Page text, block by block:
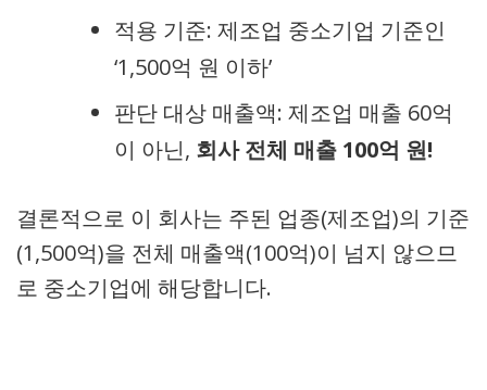
적용 기준: 제조업 중소기업 기준인
‘1,500억 원 이하’
판단 대상 매출액: 제조업 매출 60억
이 아닌, 회사 전체 매출 100억 원!
결론적으로 이 회사는 주된 업종(제조업)의 기준
(1,500억)을 전체 매출액(100억)이 넘지 않으므
로 중소기업에 해당합니다.